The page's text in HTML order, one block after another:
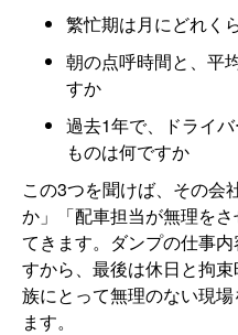
繁忙期は月にどれく
朝の点呼時間と、平
すか
過去1年で、ドライ
ものは何ですか
この3つを聞けば、その会
か」「配車担当が無理を
てきます。ダンプの仕事
すから、最後は休日と拘
族にとって無理のない現
ます。